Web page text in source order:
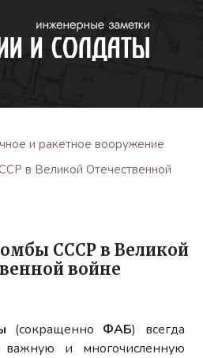
и ракетное вооружение
в Великой Отечественной
СССР в Великой
войне
(сокращенно ФАБ) всегда
важную и многочисленную